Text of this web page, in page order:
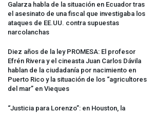
Galarza habla de la situación en Ecuador tras
el asesinato de una fiscal que investigaba los
ataques de EE.UU. contra supuestas
narcolanchas
Diez años de la ley PROMESA: El profesor
Efrén Rivera y el cineasta Juan Carlos Dávila
hablan de la ciudadanía por nacimiento en
Puerto Rico y la situación de los “agricultores
del mar” en Vieques
“Justicia para Lorenzo”: en Houston, la